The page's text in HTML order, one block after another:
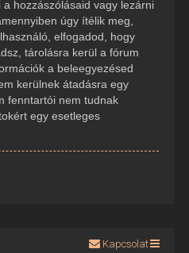
hozzászólásaid vagy lezárni
úgy ítélik meg,
elfogadod, hogy
tárolásra kerül a fórum
a beleegyezésed
kerülnek átadásra egy
fenntartói nem tudnak
egy esetleges
Kapcsolat